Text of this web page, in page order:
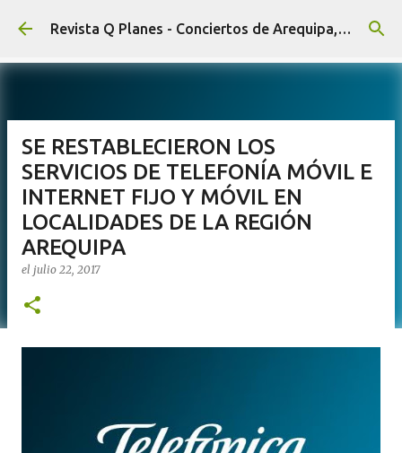
Ir al contenido principal Revista Q Planes - Conciertos de Arequipa, fiestas, eventos y Cultura
SE RESTABLECIERON LOS
SERVICIOS DE TELEFONÍA MÓVIL E
INTERNET FIJO Y MÓVIL EN
LOCALIDADES DE LA REGIÓN
AREQUIPA
el julio 22, 2017